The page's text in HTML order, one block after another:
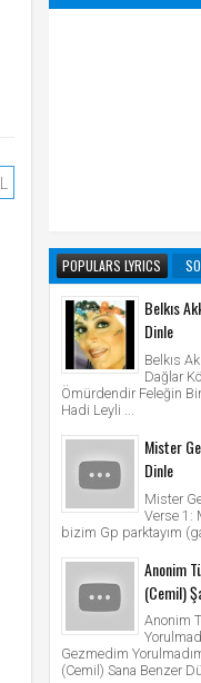
POPULARS LYRICS
Belkıs
Dinle
Belkıs
Dağlar
Ömürdendir Feleğin
Hadi Leyli ...
Mister
Dinle
Mister
Verse 1:
bizim Gp parktayım
Anonim
(Cemil)
Anonim
Gezmedim
(Cemil) Sana Benzer